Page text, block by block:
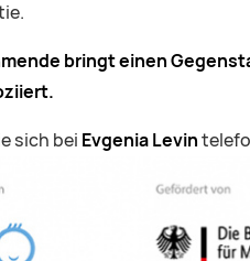
bringt einen
sich bei Evgenia Levin